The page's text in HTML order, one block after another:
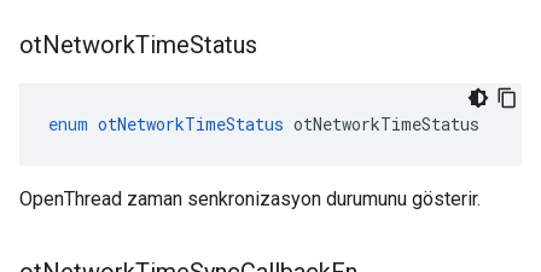
otNetworkTimeStatus
enum otNetworkTimeStatus otNetworkTimeStatus
OpenThread zaman senkronizasyon durumunu gösterir.